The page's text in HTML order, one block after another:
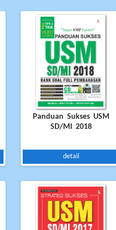
Panduan Sukses USM
SD/MI 2018
detail